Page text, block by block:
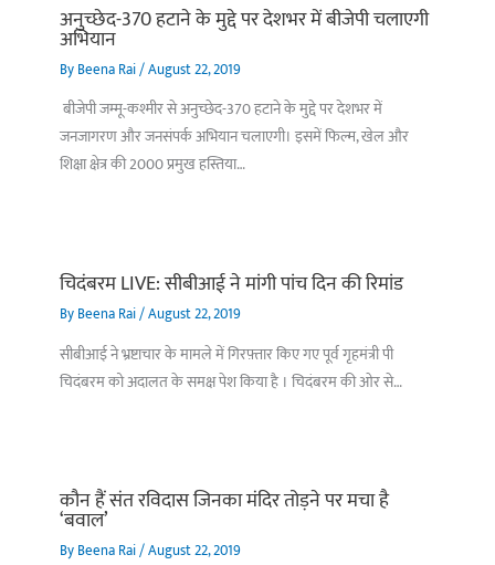
अनुच्छेद-370 हटाने के मुद्दे पर देशभर में बीजेपी चलाएगी
अभियान
ByBeena Rai/August 22, 2019
बीजेपी जम्मू-कश्मीर से अनुच्छेद-370 हटाने के मुद्दे पर देशभर में
जनजागरण और जनसंपर्क अभियान चलाएगी। इसमें फिल्म, खेल और
शिक्षा क्षेत्र की 2000 प्रमुख हस्तिया…
चिदंबरम LIVE: सीबीआई ने मांगी पांच दिन की रिमांड
ByBeena Rai/August 22, 2019
सीबीआई ने भ्रष्टाचार के मामले में गिरफ़्तार किए गए पूर्व गृहमंत्री पी
चिदंबरम को अदालत के समक्ष पेश किया है । चिदंबरम की ओर से…
कौन हैं संत रविदास जिनका मंदिर तोड़ने पर मचा है
‘बवाल’
ByBeena Rai/August 22, 2019